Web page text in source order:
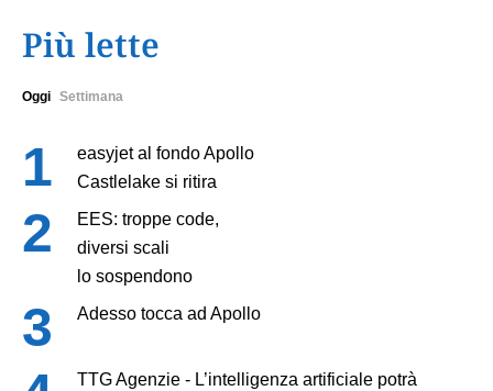
Più lette
Oggi Settimana
easyjet al fondo Apollo
Castlelake si ritira
EES: troppe code,
diversi scali
lo sospendono
Adesso tocca ad Apollo
TTG Agenzie - L’intelligenza artificiale potrà